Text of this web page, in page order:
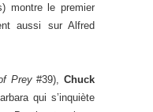
montre le premier
aussi sur Alfred
Prey#39), Chuck
qui s’inquiète